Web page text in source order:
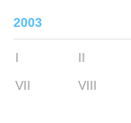
2003
I II
VII
VIII